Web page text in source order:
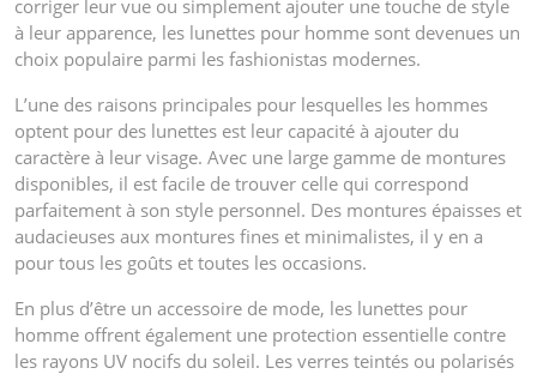
corriger leur vue ou simplement ajouter une touche de style
à leur apparence, les lunettes pour homme sont devenues un
choix populaire parmi les fashionistas modernes.
L’une des raisons principales pour lesquelles les hommes
optent pour des lunettes est leur capacité à ajouter du
caractère à leur visage. Avec une large gamme de montures
disponibles, il est facile de trouver celle qui correspond
parfaitement à son style personnel. Des montures épaisses et
audacieuses aux montures fines et minimalistes, il y en a
pour tous les goûts et toutes les occasions.
En plus d’être un accessoire de mode, les lunettes pour
homme offrent également une protection essentielle contre
les rayons UV nocifs du soleil. Les verres teintés ou polarisés